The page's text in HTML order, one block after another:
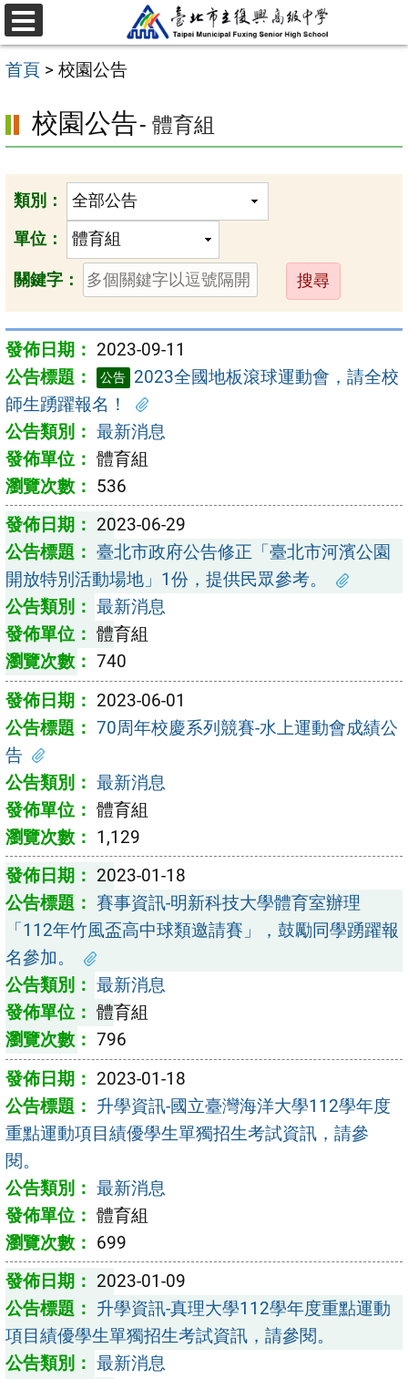
跳
至
主
內
容
區
選
單
首頁 > 校園公告
校園公告- 體育組
類別：
單位：
關鍵字：
送
出
2023-09-11
公告 2023全國地板滾球運動會，請全校
師生踴躍報名！
最新消息
體育組
536
2023-06-29
臺北市政府公告修正「臺北市河濱公園
開放特別活動場地」1份，提供民眾參考。
最新消息
體育組
740
2023-06-01
70周年校慶系列競賽-水上運動會成績公
告
最新消息
體育組
1,129
2023-01-18
賽事資訊-明新科技大學體育室辦理
「112年竹風盃高中球類邀請賽」，鼓勵同學踴躍報
名參加。
最新消息
體育組
796
2023-01-18
升學資訊-國立臺灣海洋大學112學年度
重點運動項目績優學生單獨招生考試資訊，請參
閱。
最新消息
體育組
699
2023-01-09
升學資訊-真理大學112學年度重點運動
項目績優學生單獨招生考試資訊，請參閱。
最新消息